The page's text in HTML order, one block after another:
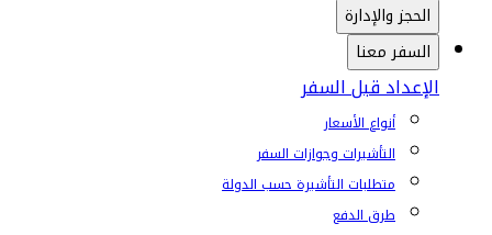
الحجز والإدارة
السفر معنا
الإعداد قبل السفر
أنواع الأسعار
التأشيرات وجوازات السفر
متطلبات التأشيرة حسب الدولة
طرق الدفع